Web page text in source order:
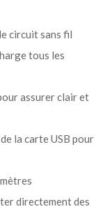
circuit sans fil
tous les
assurer clair et
la carte USB pour
directement des